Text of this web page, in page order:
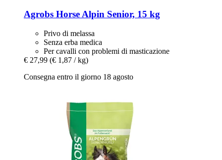
Agrobs Horse Alpin Senior, 15 kg
Privo di melassa
Senza erba medica
Per cavalli con problemi di masticazione
€ 27,99 (€ 1,87 / kg)
Consegna entro il giorno 18 agosto